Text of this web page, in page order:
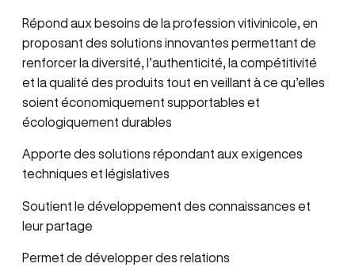
Répond aux besoins de la profession vitivinicole, en
proposant des solutions innovantes permettant de
renforcer la diversité, l’authenticité, la compétitivité
et la qualité des produits tout en veillant à ce qu’elles
soient économiquement supportables et
écologiquement durables
Apporte des solutions répondant aux exigences
techniques et législatives
Soutient le développement des connaissances et
leur partage
Permet de développer des relations